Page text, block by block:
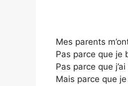
Mes parents
Pas parce que je
Pas parce que
Mais parce que